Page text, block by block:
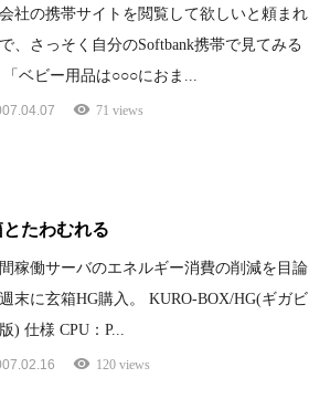
社の携帯サイトを閲覧して欲しいと頼まれ
、さっそく自分のSoftbank携帯で見てみる
「ベビー用品は○○○におま...
71 views
たわむれる
稼働サーバのエネルギー消費の削減を目論
末に玄箱HG購入。 KURO-BOX/HG(ギガビ
) 仕様 CPU：P...
120 views